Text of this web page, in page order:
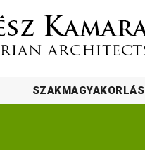
SZAKMAGYAKORLÁS